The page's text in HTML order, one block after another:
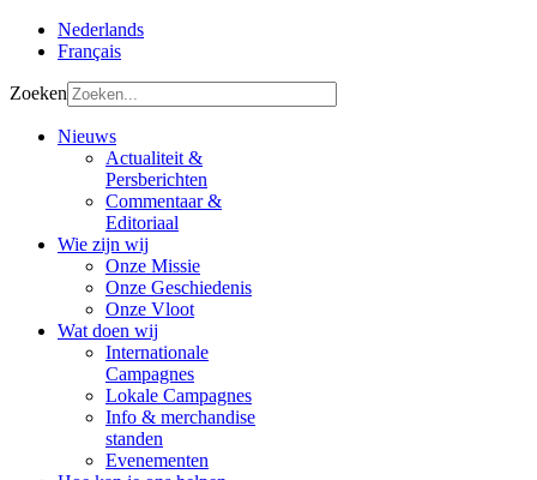
Nederlands
Français
Zoeken
Nieuws
Actualiteit &
Persberichten
Commentaar &
Editoriaal
Wie zijn wij
Onze Missie
Onze Geschiedenis
Onze Vloot
Wat doen wij
Internationale
Campagnes
Lokale Campagnes
Info & merchandise
standen
Evenementen